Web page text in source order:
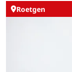
Roetgen